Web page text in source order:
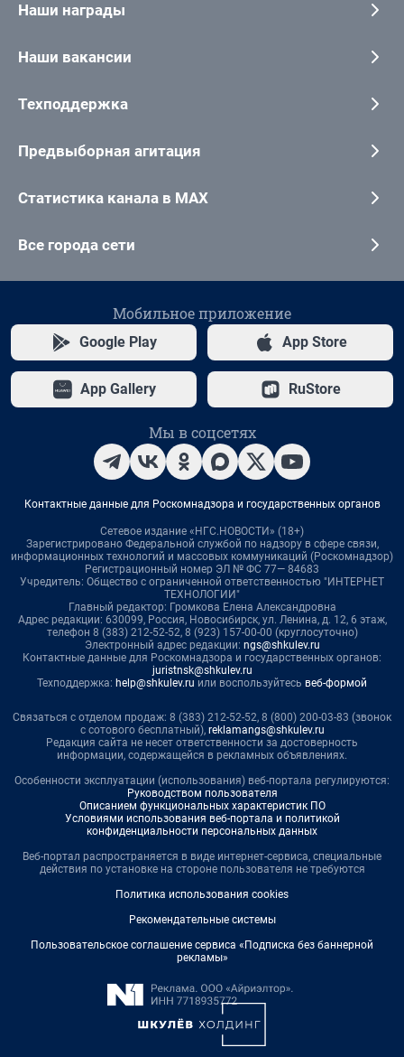
Наши награды
Наши вакансии
Техподдержка
Предвыборная агитация
Статистика канала в MAX
Все города сети
Мобильное приложение
Google Play App Store
App Gallery RuStore
Мы в соцсетях
Контактные данные для Роскомнадзора и государственных органов
Сетевое издание «НГС.НОВОСТИ» (18+)
Зарегистрировано Федеральной службой по надзору в сфере связи,
информационных технологий и массовых коммуникаций (Роскомнадзор)
Регистрационный номер ЭЛ № ФС 77— 84683
Учредитель: Общество с ограниченной ответственностью "ИНТЕРНЕТ
ТЕХНОЛОГИИ"
Главный редактор: Громкова Елена Александровна
Адрес редакции: 630099, Россия, Новосибирск, ул. Ленина, д. 12, 6 этаж,
телефон 8 (383) 212-52-52, 8 (923) 157-00-00 (круглосуточно)
Электронный адрес редакции: ngs@shkulev.ru
Контактные данные для Роскомнадзора и государственных органов:
juristnsk@shkulev.ru
Техподдержка: help@shkulev.ru или воспользуйтесь веб-формой
Связаться с отделом продаж: 8 (383) 212-52-52, 8 (800) 200-03-83 (звонок
с сотового бесплатный), reklamangs@shkulev.ru
Редакция сайта не несет ответственности за достоверность
информации, содержащейся в рекламных объявлениях.
Особенности эксплуатации (использования) веб-портала регулируются:
Руководством пользователя
Описанием функциональных характеристик ПО
Условиями использования веб-портала и политикой
конфиденциальности персональных данных
Веб-портал распространяется в виде интернет-сервиса, специальные
действия по установке на стороне пользователя не требуются
Политика использования cookies
Рекомендательные системы
Пользовательское соглашение сервиса «Подписка без баннерной
рекламы»